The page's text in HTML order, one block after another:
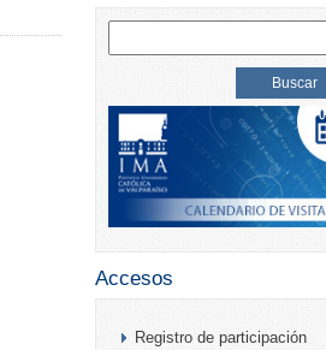
Accesos
Registro de participación